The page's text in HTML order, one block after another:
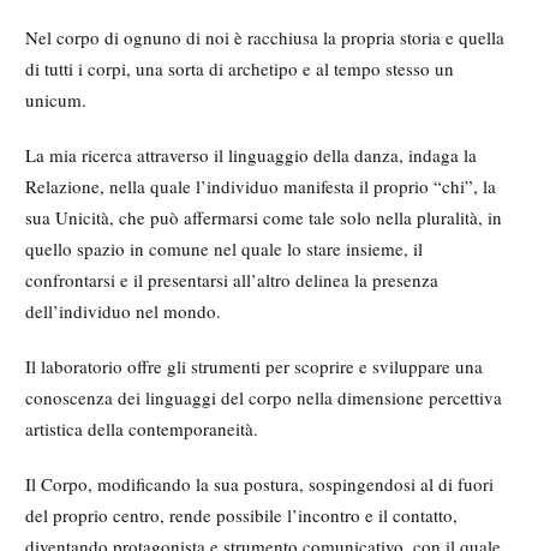
Nel corpo di ognuno di noi è racchiusa la propria storia e quella
di tutti i corpi, una sorta di archetipo e al tempo stesso un
unicum.
La mia ricerca attraverso il linguaggio della danza, indaga la
Relazione, nella quale l’individuo manifesta il proprio “chi”, la
sua Unicità, che può affermarsi come tale solo nella pluralità, in
quello spazio in comune nel quale lo stare insieme, il
confrontarsi e il presentarsi all’altro delinea la presenza
dell’individuo nel mondo.
Il laboratorio offre gli strumenti per scoprire e sviluppare una
conoscenza dei linguaggi del corpo nella dimensione percettiva
artistica della contemporaneità.
Il Corpo, modificando la sua postura, sospingendosi al di fuori
del proprio centro, rende possibile l’incontro e il contatto,
diventando protagonista e strumento comunicativo, con il quale